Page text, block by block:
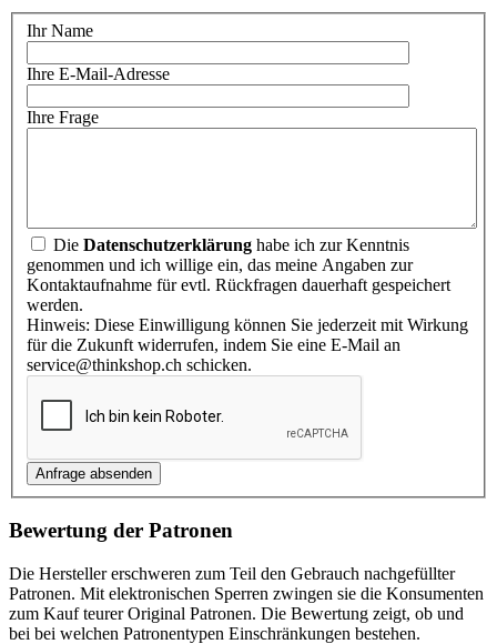
Ihr Name
Ihre E-Mail-Adresse
Ihre Frage
Die Datenschutzerklärung habe ich zur Kenntnis
genommen und ich willige ein, das meine Angaben zur
Kontaktaufnahme für evtl. Rückfragen dauerhaft gespeichert
werden.
Hinweis: Diese Einwilligung können Sie jederzeit mit Wirkung
für die Zukunft widerrufen, indem Sie eine E-Mail an
service@thinkshop.ch schicken.
Bewertung der Patronen
Die Hersteller erschweren zum Teil den Gebrauch nachgefüllter
Patronen. Mit elektronischen Sperren zwingen sie die Konsumenten
zum Kauf teurer Original Patronen. Die Bewertung zeigt, ob und
bei bei welchen Patronentypen Einschränkungen bestehen.